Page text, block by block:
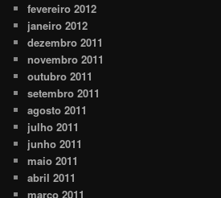
fevereiro 2012
janeiro 2012
dezembro 2011
novembro 2011
outubro 2011
setembro 2011
agosto 2011
julho 2011
junho 2011
maio 2011
abril 2011
março 2011